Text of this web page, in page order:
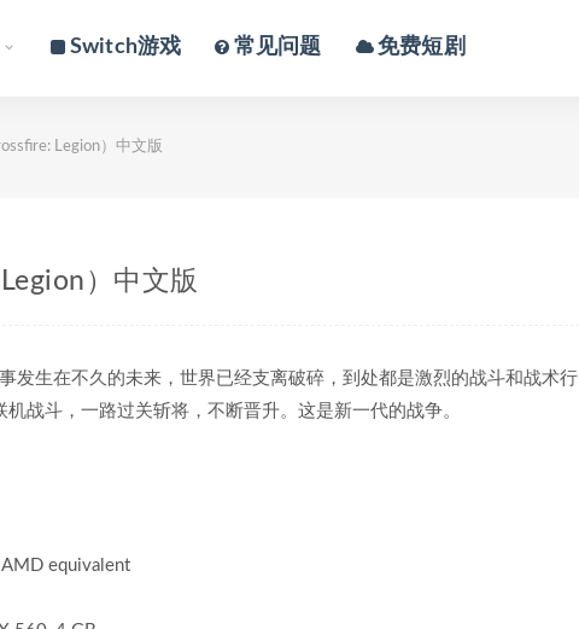
Switch游戏 常见问题 免费短剧
Legion）中文版
）中文版
发生在不久的未来，世界已经支离破碎，到处都是激烈的战斗和战术行
战斗，一路过关斩将，不断晋升。这是新一代的战争。
equivalent